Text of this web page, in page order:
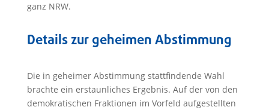
ganz NRW.
Details zur geheimen Abstimmung
Die in geheimer Abstimmung stattfindende Wahl
brachte ein erstaunliches Ergebnis. Auf der von den
demokratischen Fraktionen im Vorfeld aufgestellten